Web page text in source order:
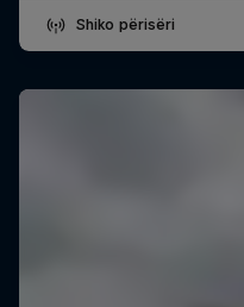
Shiko përisëri